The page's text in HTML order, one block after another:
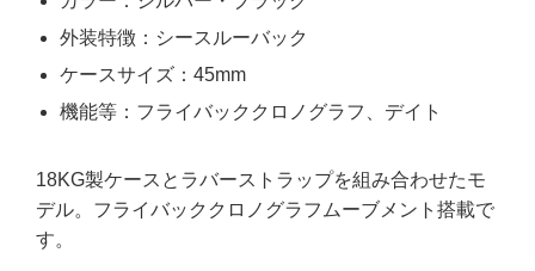
外装特徴：シースルーバック
ケースサイズ：45mm
機能等：フライバッククロノグラフ、デイト
18KG製ケースとラバーストラップを組み合わせたモ
デル。フライバッククロノグラフムーブメント搭載で
す。